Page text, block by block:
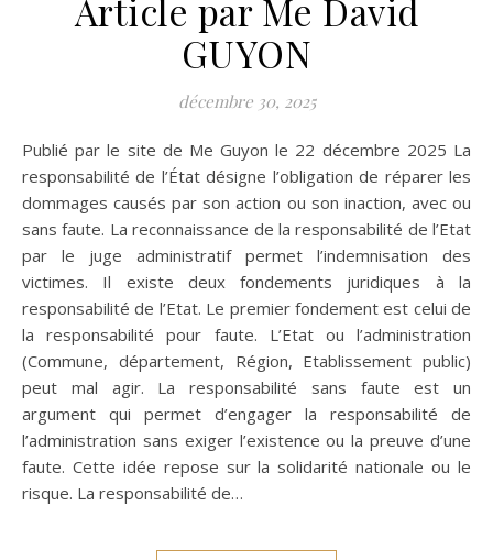
Article par Me David
GUYON
décembre 30, 2025
Publié par le site de Me Guyon le 22 décembre 2025 La
responsabilité de l’État désigne l’obligation de réparer les
dommages causés par son action ou son inaction, avec ou
sans faute. La reconnaissance de la responsabilité de l’Etat
par le juge administratif permet l’indemnisation des
victimes. Il existe deux fondements juridiques à la
responsabilité de l’Etat. Le premier fondement est celui de
la responsabilité pour faute. L’Etat ou l’administration
(Commune, département, Région, Etablissement public)
peut mal agir. La responsabilité sans faute est un
argument qui permet d’engager la responsabilité de
l’administration sans exiger l’existence ou la preuve d’une
faute. Cette idée repose sur la solidarité nationale ou le
risque. La responsabilité de…